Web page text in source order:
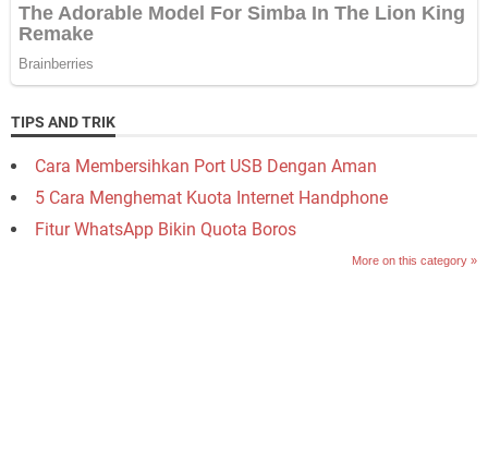
TIPS AND TRIK
Cara Membersihkan Port USB Dengan Aman
5 Cara Menghemat Kuota Internet Handphone
Fitur WhatsApp Bikin Quota Boros
More on this category »